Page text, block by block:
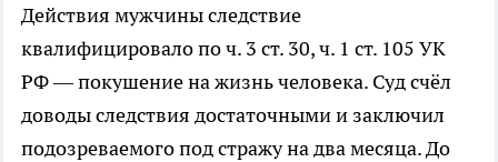
Действия мужчины следствие
квалифицировало по ч. 3 ст. 30, ч. 1 ст. 105 УК
РФ — покушение на жизнь человека. Суд счёл
доводы следствия достаточными и заключил
подозреваемого под стражу на два месяца. До